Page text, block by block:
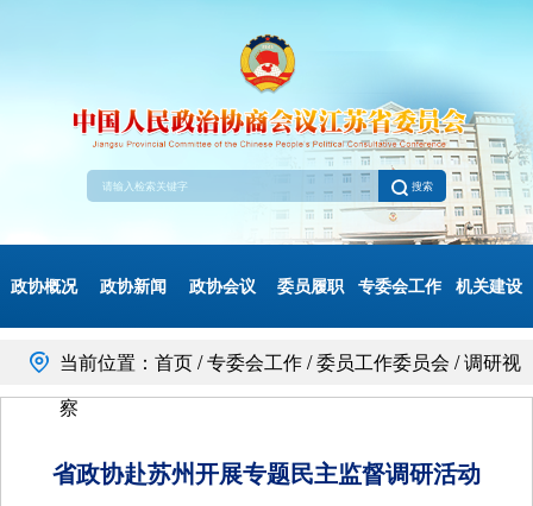
搜索
政协概况 政协新闻 政协会议 委员履职 专委会工作 机关建设
当前位置：首页 / 专委会工作 / 委员工作委员会 / 调研视
察
省政协赴苏州开展专题民主监督调研活动